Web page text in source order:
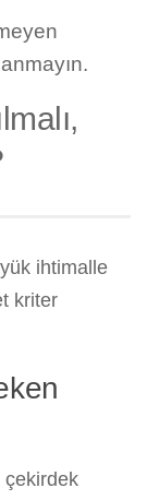
ihtimalle
kriter
çekirdek